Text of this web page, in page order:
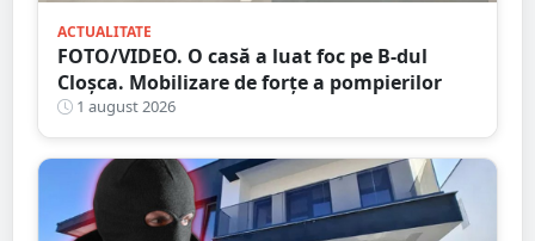
ACTUALITATE
FOTO/VIDEO. O casă a luat foc pe B-dul
Cloșca. Mobilizare de forțe a pompierilor
1 august 2026